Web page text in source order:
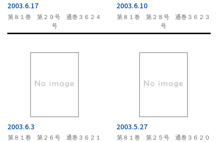
2003.6.17
第８１巻 第２９号 通巻３６２４
号
2003.6.10
第８１巻 第２８号 通巻３６２３
号
2003.6.3
第８１巻 第２６号 通巻３６２１
2003.5.27
第８１巻 第２５号 通巻３６２０